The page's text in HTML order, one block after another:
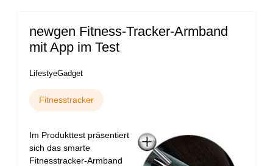
newgen Fitness-Tracker-Armband
mit App im Test
LifestyeGadget
Fitnesstracker
Im Produkttest präsentiert
sich das smarte
Fitnesstracker-Armband